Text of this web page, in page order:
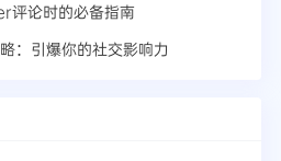
评论时的必备指南
：引爆你的社交影响力